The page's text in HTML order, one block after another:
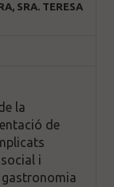
SRA. TERESA
la
de
i
gastronomia